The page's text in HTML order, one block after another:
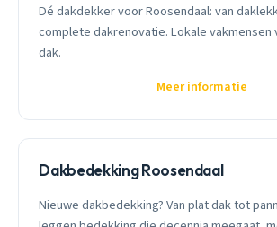
Dé dakdekker voor Roosendaal: van
complete dakrenovatie. Lokale vakmensen
dak.
Meer informatie
Dakbedekking Roosendaal
Nieuwe dakbedekking? Van plat dak tot